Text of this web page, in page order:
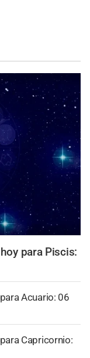
para Piscis:
Acuario: 06
Capricornio: